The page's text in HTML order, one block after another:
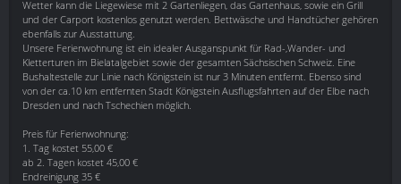
Wetter kann die Liegewiese mit 2 Gartenliegen, das Gartenhaus, sowie ein Grill
und der Carport kostenlos genutzt werden. Bettwäsche und Handtücher gehören
ebenfalls zur Ausstattung.
Unsere Ferienwohnung ist ein idealer Ausganspunkt für Rad-,Wander- und
Kletterturen im Bielatalgebiet sowie der gesamten Sächsischen Schweiz. Eine
Bushaltestelle zur Linie nach Königstein ist nur 3 Minuten entfernt. Ebenso sind
von der ca.10 km entfernten Stadt Königstein Ausflugsfahrten auf der Elbe nach
Dresden und nach Tschechien möglich.
Preis für Ferienwohnung:
1. Tag kostet 55,00 €
ab 2. Tagen kostet 45,00 €
Endreinigung 35 €